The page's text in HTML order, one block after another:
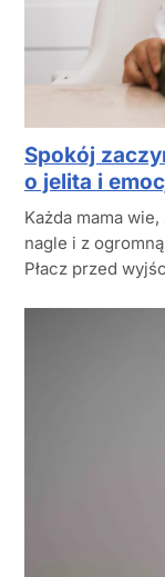
Spokój
o jelita i
Każda mama
nagle i z
Płacz przed